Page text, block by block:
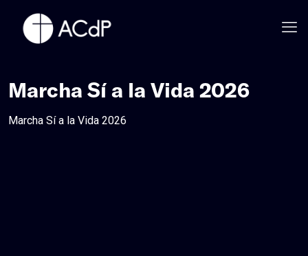
Marcha Sí a la Vida 2026
Marcha Sí a la Vida 2026